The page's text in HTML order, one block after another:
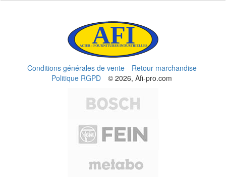
Conditions générales de vente
Retour marchandise
Politique RGPD
© 2026, Afi-pro.com